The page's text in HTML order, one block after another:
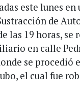
este lunes
de
las 19 horas, se
en calle
se procedió
el cual fue